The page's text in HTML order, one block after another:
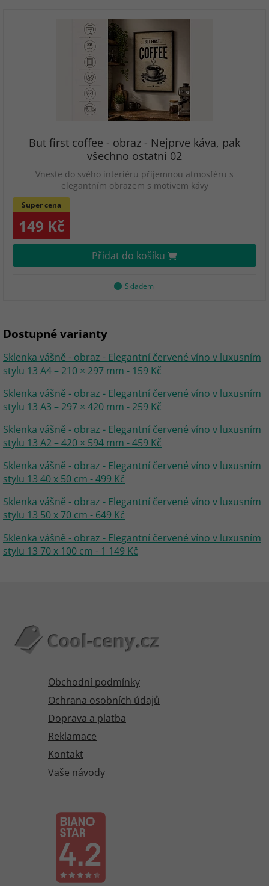
But first coffee - obraz - Nejprve káva, pak
všechno ostatní 02
Vneste do svého interiéru příjemnou atmosféru s
elegantním obrazem s motivem kávy
Super cena
149 Kč
Přidat do košíku
Skladem
Dostupné varianty
Sklenka vášně - obraz - Elegantní červené víno v luxusním
stylu 13 A4 – 210 × 297 mm - 159 Kč
Sklenka vášně - obraz - Elegantní červené víno v luxusním
stylu 13 A3 – 297 × 420 mm - 259 Kč
Sklenka vášně - obraz - Elegantní červené víno v luxusním
stylu 13 A2 – 420 × 594 mm - 459 Kč
Sklenka vášně - obraz - Elegantní červené víno v luxusním
stylu 13 40 x 50 cm - 499 Kč
Sklenka vášně - obraz - Elegantní červené víno v luxusním
stylu 13 50 x 70 cm - 649 Kč
Sklenka vášně - obraz - Elegantní červené víno v luxusním
stylu 13 70 x 100 cm - 1 149 Kč
Obchodní podmínky
Ochrana osobních údajů
Doprava a platba
Reklamace
Kontakt
Vaše návody